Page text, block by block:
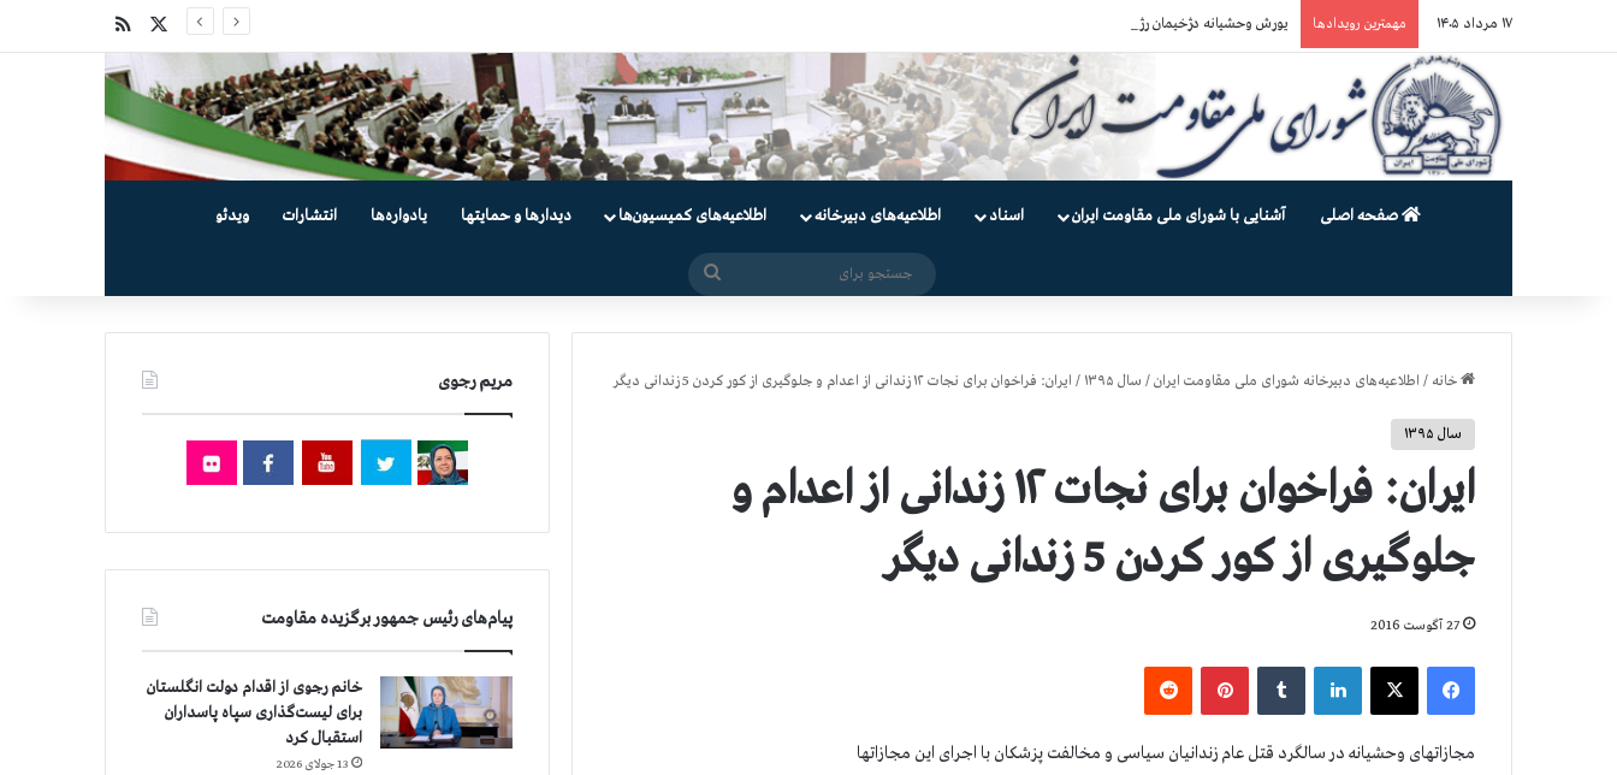
۱۷ مرداد ۱۴۰۵ مهمترین رویدادها یورش وحشیانه دژخیمان رژیم آخوندی به بند ۷ زندان اوین و ضرب‌وجرح زندانیان سیاسی
صفحه اصلی آشنایی با شورای ملی مقاومت ایران اسناد اطلاعیه‌های دبیرخانه اطلاعیه‌های کمیسیون‌‌ها دیدارها و حمایتها یادواره‌ها انتشارات ویدئو
خانه / اطلاعیه‌های دبیرخانه شورای ملی مقاومت ایران/ سال ۱۳۹۵ / ایران: فراخوان برای نجات ۱۲ زندانی از اعدام و جلوگیری از كور كردن 5 زندانی دیگر
سال ۱۳۹۵
ایران: فراخوان برای نجات ۱۲ زندانی از اعدام و
جلوگیری از كور كردن 5 زندانی دیگر
27 آگوست 2016
فیس بوک X ‫پین‌ترست
مجازاتهای وحشیانه در سالگرد قتل عام زندانیان سیاسی و مخالفت پزشكان با اجرای این مجازاتها
مریم رجوی
پیام‌های رئیس جمهور برگزیده مقاومت
خانم رجوی از اقدام دولت انگلستان
برای لیست‌گذاری سپاه پاسداران
استقبال کرد
13 جولای 2026